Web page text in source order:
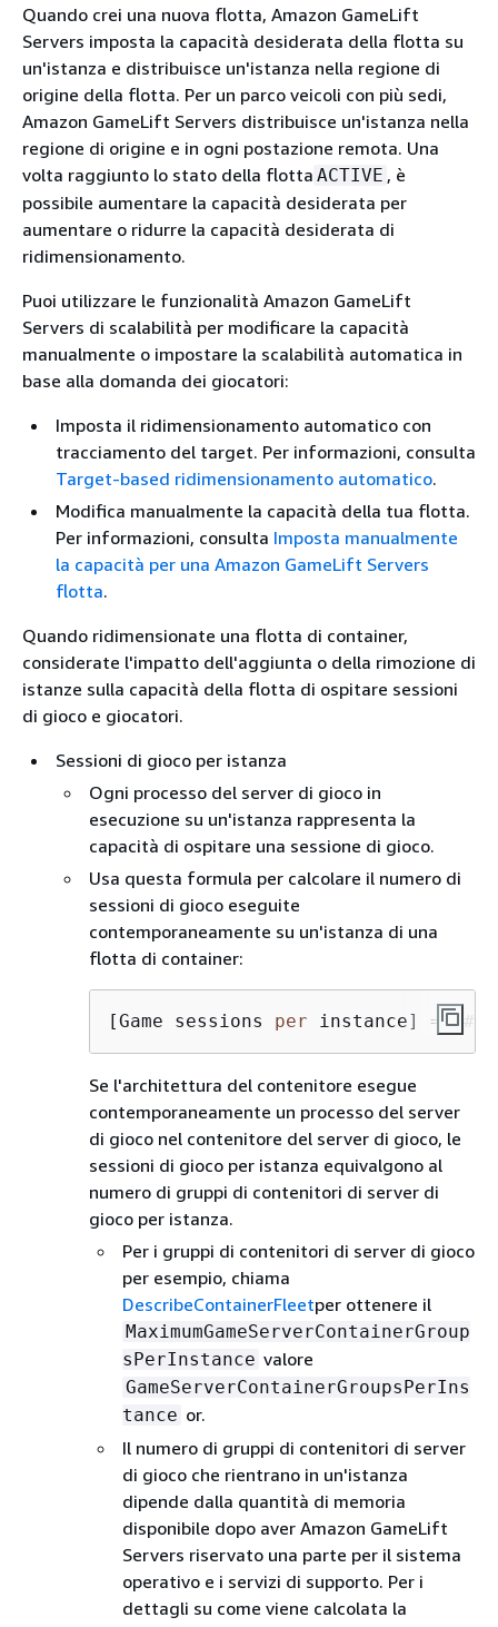
Quando crei una nuova flotta, Amazon GameLift
Servers imposta la capacità desiderata della flotta su
un'istanza e distribuisce un'istanza nella regione di
origine della flotta. Per un parco veicoli con più sedi,
Amazon GameLift Servers distribuisce un'istanza nella
regione di origine e in ogni postazione remota. Una
volta raggiunto lo stato della flotta ACTIVE , è
possibile aumentare la capacità desiderata per
aumentare o ridurre la capacità desiderata di
ridimensionamento.
Puoi utilizzare le funzionalità Amazon GameLift
Servers di scalabilità per modificare la capacità
manualmente o impostare la scalabilità automatica in
base alla domanda dei giocatori:
Imposta il ridimensionamento automatico con
tracciamento del target. Per informazioni, consulta
Target-based ridimensionamento automatico.
Modifica manualmente la capacità della tua flotta.
Per informazioni, consulta Imposta manualmente
la capacità per una Amazon GameLift Servers
flotta.
Quando ridimensionate una flotta di container,
considerate l'impatto dell'aggiunta o della rimozione di
istanze sulla capacità della flotta di ospitare sessioni
di gioco e giocatori.
Sessioni di gioco per istanza
Ogni processo del server di gioco in
esecuzione su un'istanza rappresenta la
capacità di ospitare una sessione di gioco.
Usa questa formula per calcolare il numero di
sessioni di gioco eseguite
contemporaneamente su un'istanza di una
flotta di container:
[Game sessions per instance] = [#
Se l'architettura del contenitore esegue
contemporaneamente un processo del server
di gioco nel contenitore del server di gioco, le
sessioni di gioco per istanza equivalgono al
numero di gruppi di contenitori di server di
gioco per istanza.
Per i gruppi di contenitori di server di gioco
per esempio, chiama
DescribeContainerFleetper ottenere il
MaximumGameServerContainerGroup
sPerInstance valore
GameServerContainerGroupsPerIns
tance or.
Il numero di gruppi di contenitori di server
di gioco che rientrano in un'istanza
dipende dalla quantità di memoria
disponibile dopo aver Amazon GameLift
Servers riservato una parte per il sistema
operativo e i servizi di supporto. Per i
dettagli su come viene calcolata la